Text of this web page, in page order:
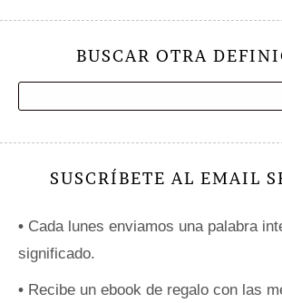
BUSCAR OTRA
SUSCRÍBETE AL EMAIL
• Cada lunes enviamos una palabra
significado.
• Recibe un ebook de regalo con las